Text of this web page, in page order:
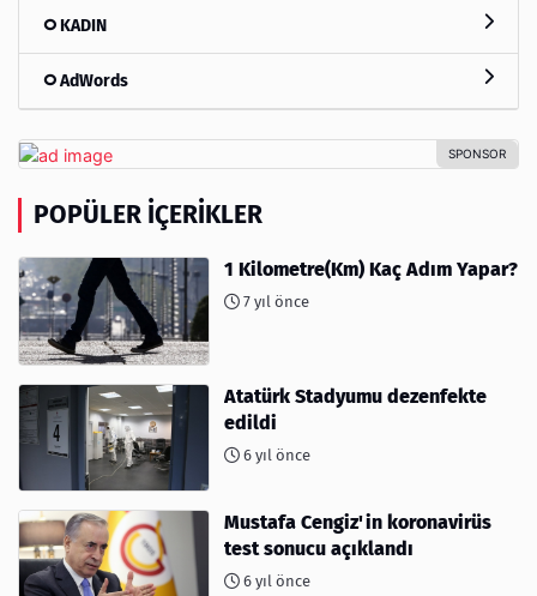
KADIN
AdWords
POPÜLER İÇERIKLER
1 Kilometre(Km) Kaç Adım Yapar?
7 yıl önce
Atatürk Stadyumu dezenfekte
edildi
6 yıl önce
Mustafa Cengiz'in koronavirüs
test sonucu açıklandı
6 yıl önce